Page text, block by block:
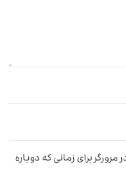
برای زمانی که دوباره